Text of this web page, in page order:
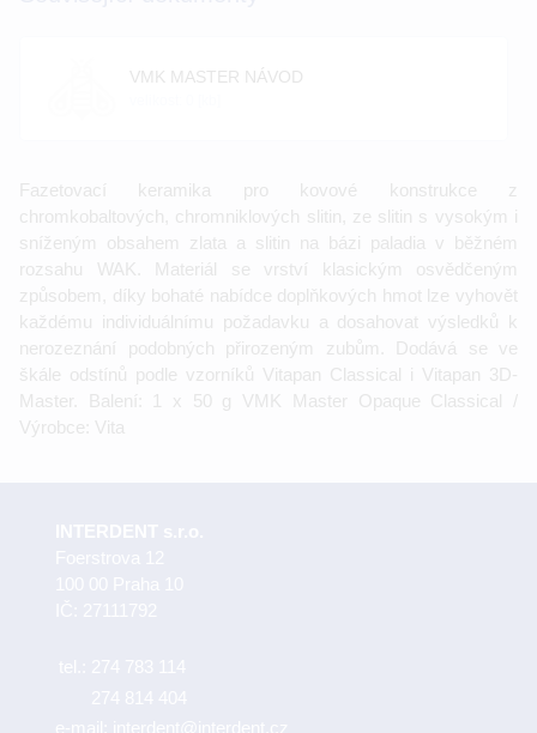
VMK MASTER NÁVOD
Fazetovací keramika pro kovové konstrukce z
chromkobaltových, chromniklových slitin, ze slitin s vysokým i
sníženým obsahem zlata a slitin na bázi paladia v běžném
rozsahu WAK. Materiál se vrství klasickým osvědčeným
způsobem, díky bohaté nabídce doplňkových hmot lze vyhovět
každému individuálnímu požadavku a dosahovat výsledků k
nerozeznání podobných přirozeným zubům. Dodává se ve
škále odstínů podle vzorníků Vitapan Classical i Vitapan 3D-
Master. Balení: 1 x 50 g VMK Master Opaque Classical /
Výrobce: Vita